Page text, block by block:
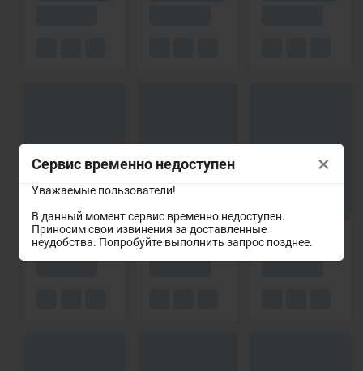
Сервис временно недоступен
Уважаемые пользователи!
В данный момент сервис временно недоступен.
Приносим свои извинения за доставленные
неудобства. Попробуйте выполнить запрос позднее.
×